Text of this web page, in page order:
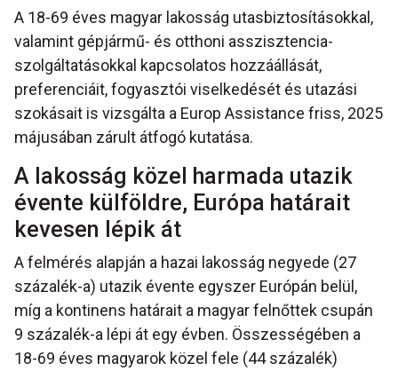
A 18-69 éves magyar lakosság utasbiztosításokkal,
valamint gépjármű- és otthoni asszisztencia-
szolgáltatásokkal kapcsolatos hozzáállását,
preferenciáit, fogyasztói viselkedését és utazási
szokásait is vizsgálta a Europ Assistance friss, 2025
májusában zárult átfogó kutatása.
A lakosság közel harmada utazik
évente külföldre, Európa határait
kevesen lépik át
A felmérés alapján a hazai lakosság negyede (27
százalék-a) utazik évente egyszer Európán belül,
míg a kontinens határait a magyar felnőttek csupán
9 százalék-a lépi át egy évben. Összességében a
18-69 éves magyarok közel fele (44 százalék)